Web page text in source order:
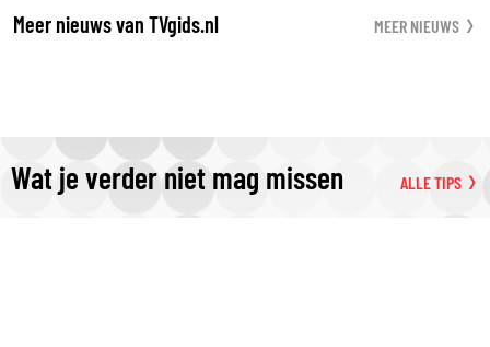
Meer nieuws van TVgids.nl MEER NIEUWS
Wat je verder niet mag missen ALLE TIPS